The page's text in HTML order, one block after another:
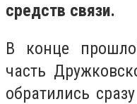
средств связи.
В конце
часть
обратились